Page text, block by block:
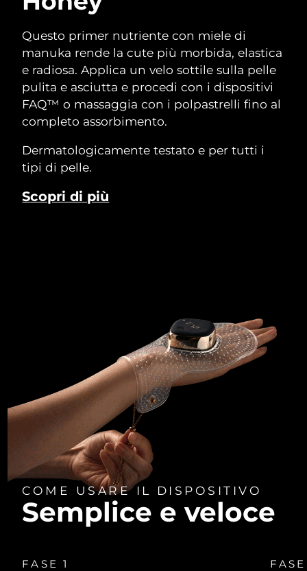
Questo primer nutriente con miele di
manuka rende la cute più morbida, elastica
e radiosa. Applica un velo sottile sulla pelle
pulita e asciutta e procedi con i dispositivi
FAQ™ o massaggia con i polpastrelli fino al
completo assorbimento.
Dermatologicamente testato e per tutti i
tipi di pelle.
Scopri di più
COME USARE IL DISPOSITIVO
Semplice e veloce
FASE 1